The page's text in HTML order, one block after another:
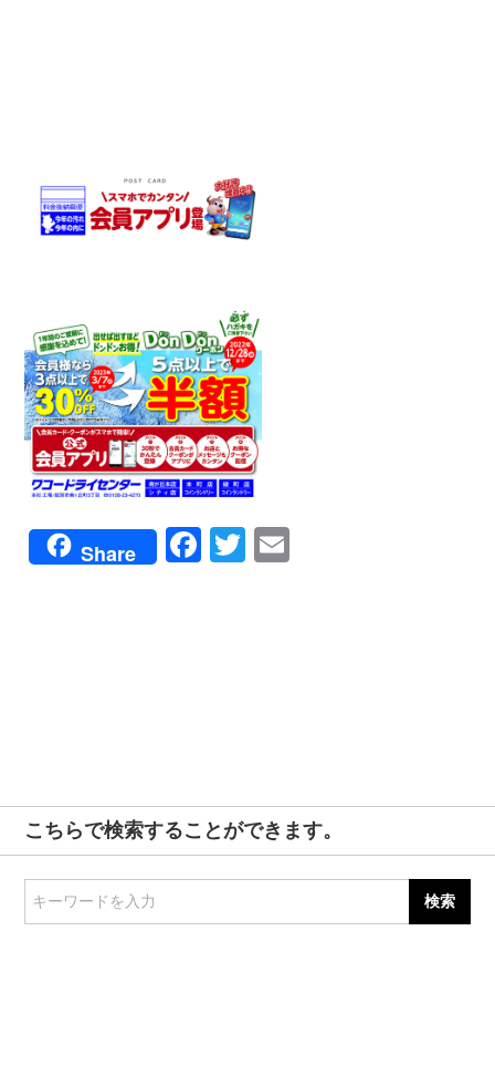
Share Facebook
Twitter
こちらで検索することができます。
キーワードを入力